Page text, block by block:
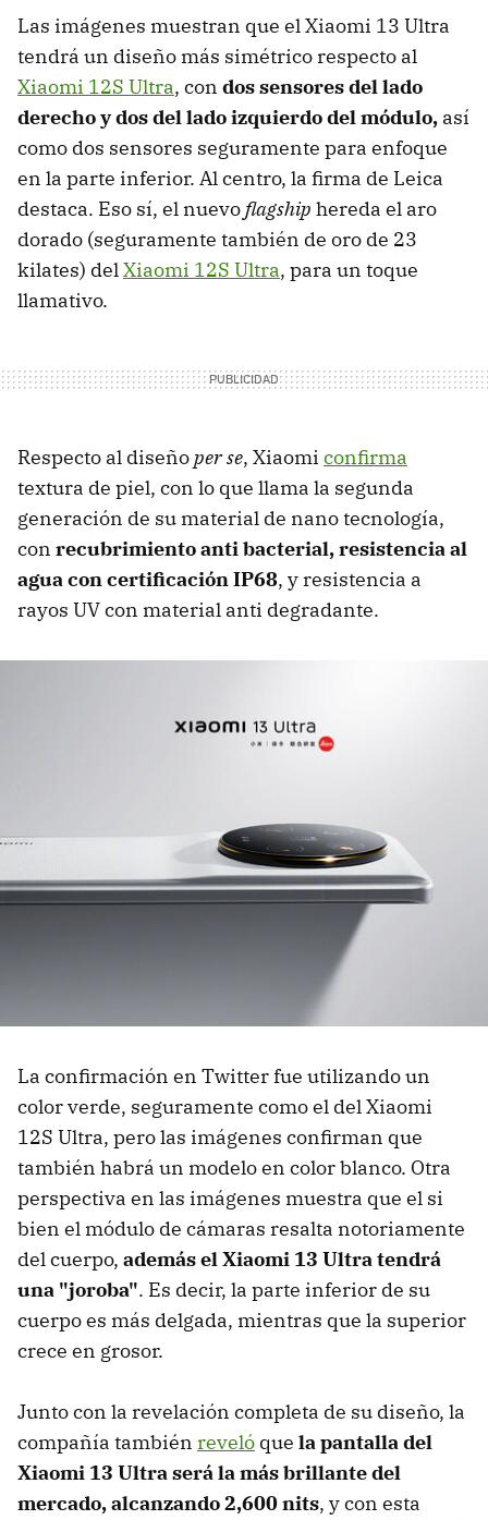
Las imágenes muestran que el Xiaomi 13 Ultra
tendrá un diseño más simétrico respecto al
Xiaomi 12S Ultra, con dos sensores del lado
derecho y dos del lado izquierdo del módulo, así
como dos sensores seguramente para enfoque
en la parte inferior. Al centro, la firma de Leica
destaca. Eso sí, el nuevoflagship hereda el aro
dorado (seguramente también de oro de 23
kilates) delXiaomi 12S Ultra, para un toque
llamativo.
Respecto al diseñoper se, Xiaomi confirma
textura de piel, con lo que llama la segunda
generación de su material de nano tecnología,
con recubrimiento anti bacterial, resistencia al
agua con certificación IP68, y resistencia a
rayos UV con material anti degradante.
La confirmación en Twitter fue utilizando un
color verde, seguramente como el del Xiaomi
12S Ultra, pero las imágenes confirman que
también habrá un modelo en color blanco. Otra
perspectiva en las imágenes muestra que el si
bien el módulo de cámaras resalta notoriamente
del cuerpo, además el Xiaomi 13 Ultra tendrá
una "joroba". Es decir, la parte inferior de su
cuerpo es más delgada, mientras que la superior
crece en grosor.
Junto con la revelación completa de su diseño, la
compañía también reveló que la pantalla del
Xiaomi 13 Ultra será la más brillante del
mercado, alcanzando 2,600 nits, y con esta